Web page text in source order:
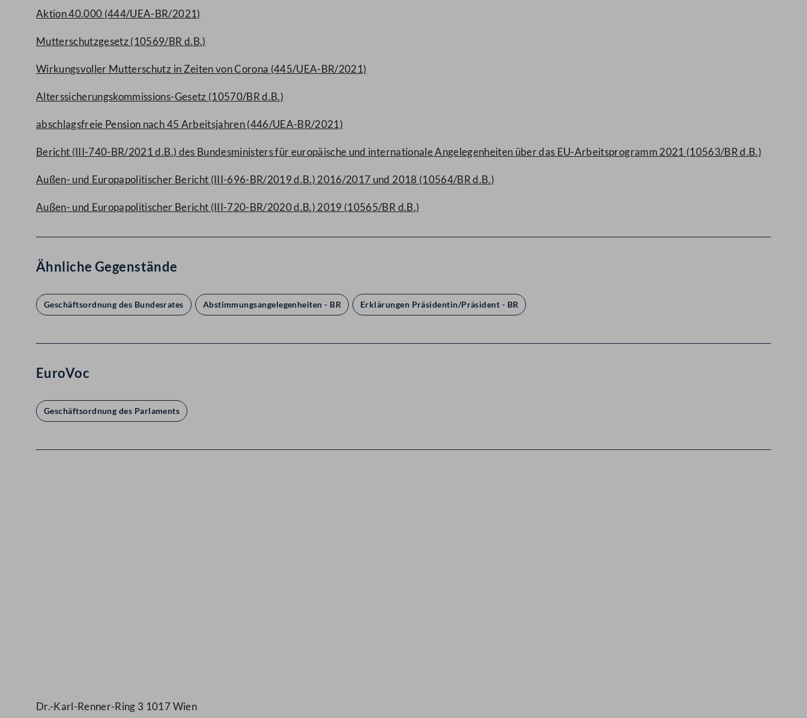
Aktion 40.000 (444/UEA-BR/2021)
Mutterschutzgesetz (10569/BR d.B.)
Wirkungsvoller Mutterschutz in Zeiten von Corona (445/UEA-BR/2021)
Alterssicherungskommissions-Gesetz (10570/BR d.B.)
abschlagsfreie Pension nach 45 Arbeitsjahren (446/UEA-BR/2021)
Bericht (III-740-BR/2021 d.B.) des Bundesministers für europäische und internationale Angelegenheiten über das EU-Arbeitsprogramm 2021 (10563/BR d.B.)
Außen- und Europapolitischer Bericht (III-696-BR/2019 d.B.) 2016/2017 und 2018 (10564/BR d.B.)
Außen- und Europapolitischer Bericht (III-720-BR/2020 d.B.) 2019 (10565/BR d.B.)
Ähnliche Gegenstände
Geschäftsordnung des Bundesrates Abstimmungsangelegenheiten - BR Erklärungen Präsidentin/Präsident - BR
EuroVoc
Geschäftsordnung des Parlaments
Dr.-Karl-Renner-Ring 3 1017 Wien